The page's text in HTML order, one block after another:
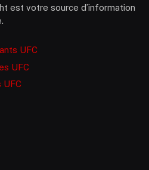
est votre source d’information
UFC
UFC
UFC